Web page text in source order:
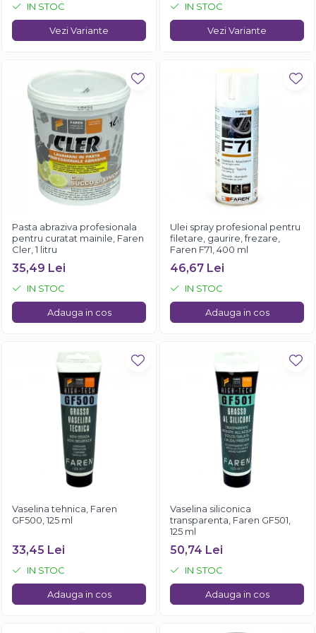
IN STOC
Vezi Variante
IN STOC
Vezi Variante
Pasta abraziva profesionala
pentru curatat mainile, Faren
Cler, 1 litru
35,49 Lei
IN STOC
Adauga in cos
Ulei spray profesional pentru
filetare, gaurire, frezare,
Faren F71, 400 ml
46,67 Lei
IN STOC
Adauga in cos
Vaselina tehnica, Faren
GF500, 125 ml
33,45 Lei
IN STOC
Adauga in cos
Vaselina siliconica
transparenta, Faren GF501,
125 ml
50,74 Lei
IN STOC
Adauga in cos